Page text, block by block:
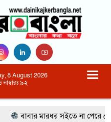
8 August 2026
৯২
বাবার মারধর সইতে না পেরে